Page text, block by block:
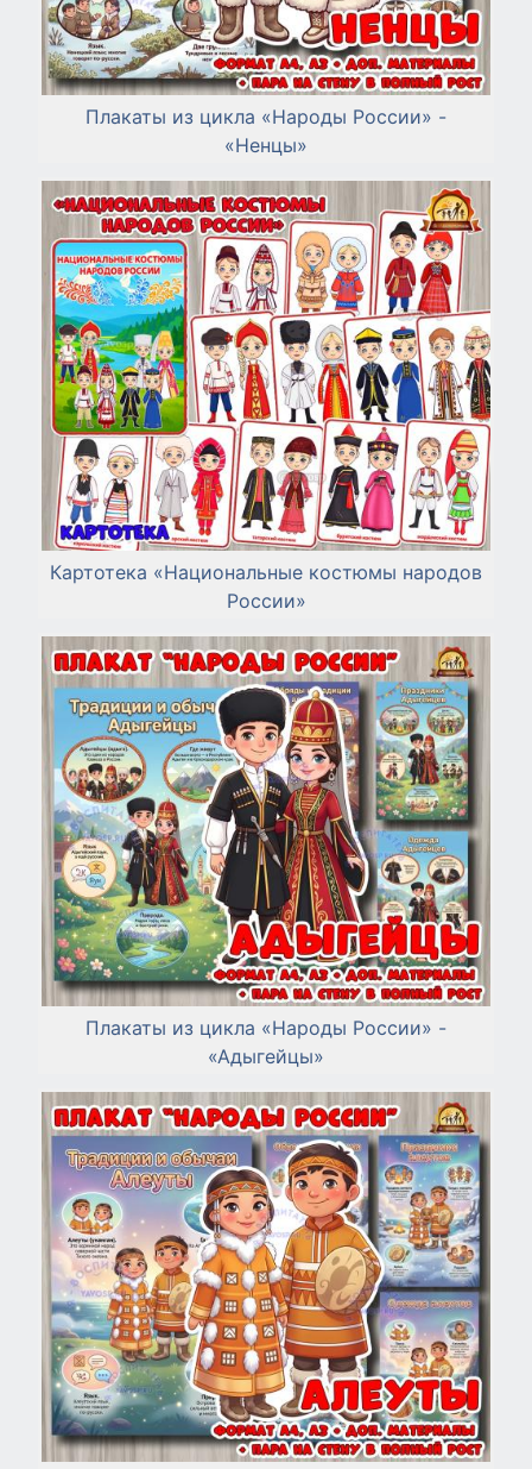
Плакаты из цикла «Народы России» -
«Ненцы»
Картотека «Национальные костюмы народов
России»
Плакаты из цикла «Народы России» -
«Адыгейцы»